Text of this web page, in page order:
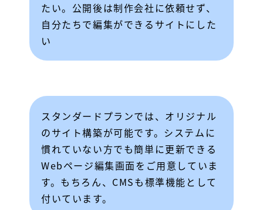
たい。公開後は制作会社に依頼せず、
自分たちで編集ができるサイトにした
い
スタンダードプランでは、オリジナル
のサイト構築が可能です。システムに
慣れていない方でも簡単に更新できる
Webページ編集画面をご用意していま
す。もちろん、CMSも標準機能として
付いています。